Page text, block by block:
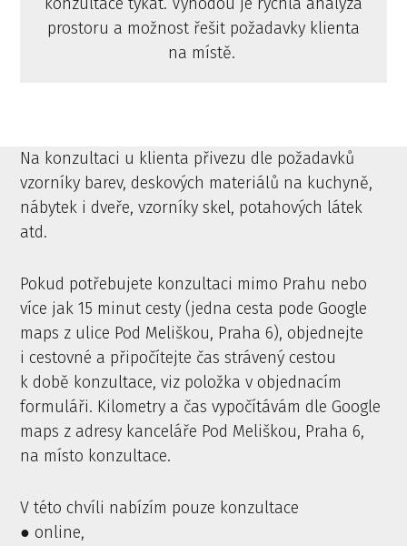
prostoru a možnost řešit požadavky klienta
na místě.
Na konzultaci u klienta přivezu dle požadavků
vzorníky barev, deskových materiálů na kuchyně,
nábytek i dveře, vzorníky skel, potahových látek
atd.
Pokud potřebujete konzultaci mimo Prahu nebo
více jak 15 minut cesty (jedna cesta pode Google
maps z ulice Pod Meliškou, Praha 6), objednejte
i cestovné a připočítejte čas strávený cestou
k době konzultace, viz položka v objednacím
formuláři. Kilometry a čas vypočítávám dle Google
maps z adresy kanceláře Pod Meliškou, Praha 6,
na místo konzultace.
V této chvíli nabízím pouze konzultace
● online,